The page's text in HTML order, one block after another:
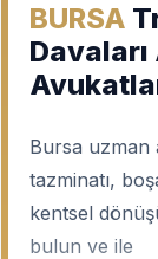
BURSA
Bursa uzman
tazminatı,
kentsel
bulun ve ile